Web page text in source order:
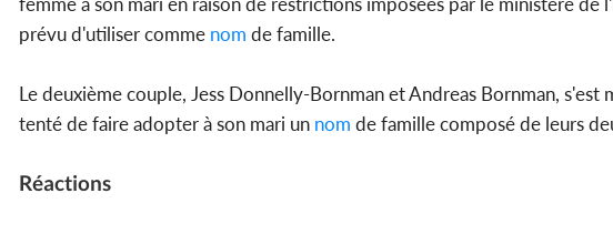
prévu d'utiliser comme nom de famille.
Le deuxième couple, Jess Donnelly-Bornman et Andreas Bornman,
tenté de faire adopter à son mari un nom de famille composé de leurs
Réactions